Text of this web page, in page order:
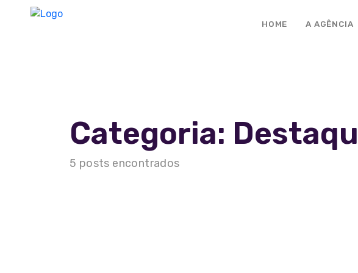
HOME A AGÊNCIA
Categoria:
5 posts encontrados